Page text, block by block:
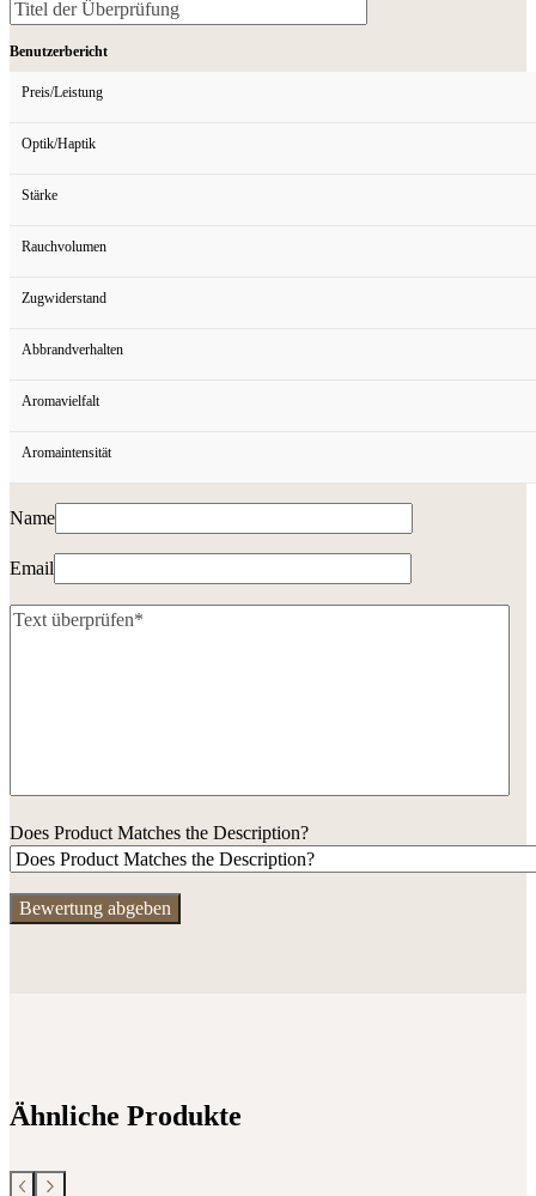
Benutzerbericht
Preis/Leistung
Optik/Haptik
Stärke
Rauchvolumen
Zugwiderstand
Abbrandverhalten
Aromavielfalt
Aromaintensität
Name
Email
Does Product Matches the Description?
Ähnliche Produkte